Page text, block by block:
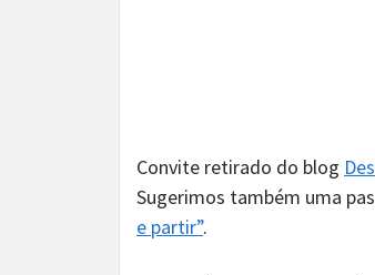
Convite retirado do blog
Sugerimos também uma
e partir”.